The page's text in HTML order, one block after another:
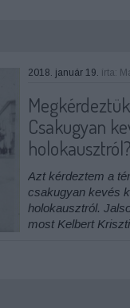
2018. január 19. írta:
Csakugyan
holokausztról?
Azt kérdeztem a
csakugyan kevés
holokausztról.
most Kelbert